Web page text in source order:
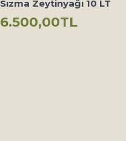
Sızma Zeytinyağı 10 LT
6.500,00TL